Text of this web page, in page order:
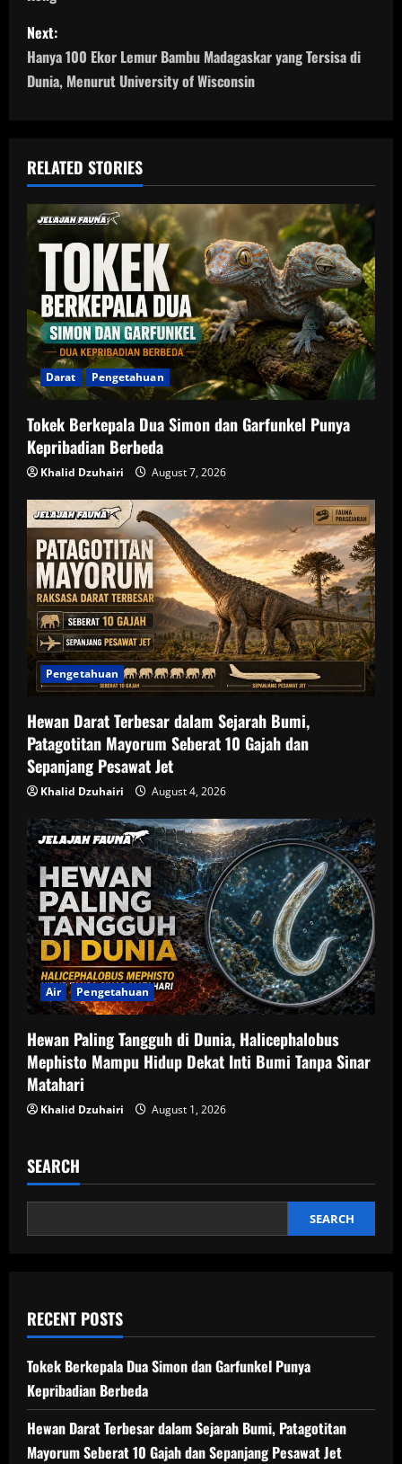
s
t
n
v
i
g
t
i
o
n
Next:
Hanya 100 Ekor Lemur Bambu Madagaskar yang Tersisa di
Dunia, Menurut University of Wisconsin
RELATED STORIES
Darat Pengetahuan
Tokek Berkepala Dua Simon dan Garfunkel Punya
Kepribadian Berbeda
Khalid Dzuhairi August 7, 2026
Pengetahuan
Hewan Darat Terbesar dalam Sejarah Bumi,
Patagotitan Mayorum Seberat 10 Gajah dan
Sepanjang Pesawat Jet
Khalid Dzuhairi August 4, 2026
Air Pengetahuan
Hewan Paling Tangguh di Dunia, Halicephalobus
Mephisto Mampu Hidup Dekat Inti Bumi Tanpa Sinar
Matahari
Khalid Dzuhairi August 1, 2026
SEARCH
SEARCH
RECENT POSTS
Tokek Berkepala Dua Simon dan Garfunkel Punya
Kepribadian Berbeda
Hewan Darat Terbesar dalam Sejarah Bumi, Patagotitan
Mayorum Seberat 10 Gajah dan Sepanjang Pesawat Jet